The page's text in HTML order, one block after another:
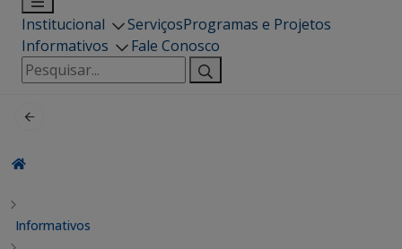
Institucional ServiçosProgramas e Projetos
Informativos
Fale Conosco
Pesquisar
por:
Informativos